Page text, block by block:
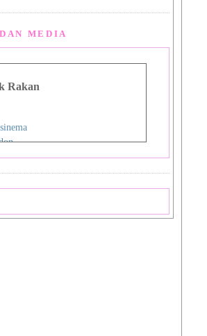
MEDIA
Rakan
Man Lou